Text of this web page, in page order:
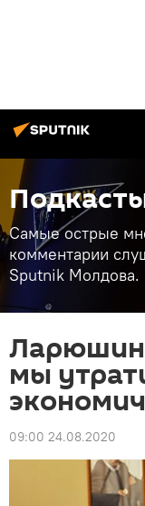
Самые острые
комментарии
Sputnik Молдова.
мы
09:00 24.08.2020